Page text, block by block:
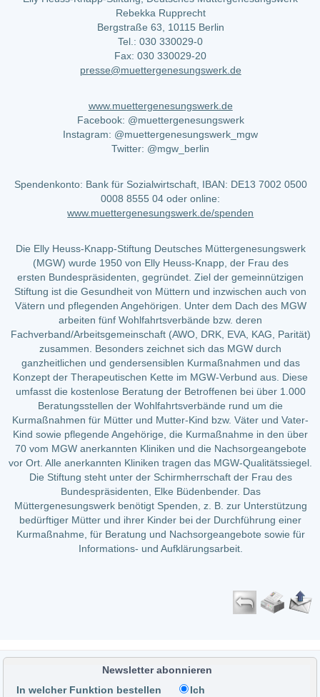
Rebekka Rupprecht
Bergstraße 63, 10115 Berlin
Tel.: 030 330029-0
Fax: 030 330029-20
presse@muettergenesungswerk.de
www.muettergenesungswerk.de
Facebook: @muettergenesungswerk
Instagram: @muettergenesungswerk_mgw
Twitter: @mgw_berlin
Spendenkonto: Bank für Sozialwirtschaft, IBAN: DE13 7002 0500
0008 8555 04 oder online:
www.muettergenesungswerk.de/spenden
Die Elly Heuss-Knapp-Stiftung Deutsches Müttergenesungswerk
(MGW) wurde 1950 von Elly Heuss-Knapp, der Frau des
ersten Bundespräsidenten, gegründet. Ziel der gemeinnützigen
Stiftung ist die Gesundheit von Müttern und inzwischen auch von
Vätern und pflegenden Angehörigen. Unter dem Dach des MGW
arbeiten fünf Wohlfahrtsverbände bzw. deren
Fachverband/Arbeitsgemeinschaft (AWO, DRK, EVA, KAG, Parität)
zusammen. Besonders zeichnet sich das MGW durch
ganzheitlichen und gendersensiblen Kurmaßnahmen und das
Konzept der Therapeutischen Kette im MGW-Verbund aus. Diese
umfasst die kostenlose Beratung der Betroffenen bei über 1.000
Beratungsstellen der Wohlfahrtsverbände rund um die
Kurmaßnahmen für Mütter und Mutter-Kind bzw. Väter und Vater-
Kind sowie pflegende Angehörige, die Kurmaßnahme in den über
70 vom MGW anerkannten Kliniken und die Nachsorgeangebote
vor Ort. Alle anerkannten Kliniken tragen das MGW-Qualitätssiegel.
Die Stiftung steht unter der Schirmherrschaft der Frau des
Bundespräsidenten, Elke Büdenbender. Das
Müttergenesungswerk benötigt Spenden, z. B. zur Unterstützung
bedürftiger Mütter und ihrer Kinder bei der Durchführung einer
Kurmaßnahme, für Beratung und Nachsorgeangebote sowie für
Informations- und Aufklärungsarbeit.
Newsletter abonnieren
In welcher Funktion bestellen
Ich